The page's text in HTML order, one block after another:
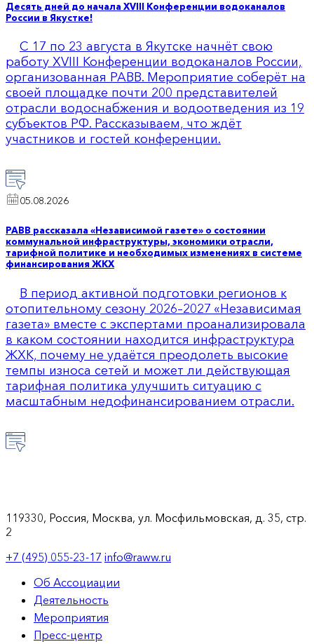
Десять дней до начала XVIII Конференции водоканалов
России в Якустке!
С 17 по 23 августа в Якутске начнёт свою
работу XVIII Конференции водоканалов России,
организованная РАВВ. Мероприятие соберёт на
своей площадке почти 200 представителей
отрасли водоснабжения и водоотведения из 19
субъектов РФ. Рассказываем, что ждёт
участников и гостей конференции.
05.08.2026
РАВВ рассказала «Независимой газете» о состоянии
коммунальной инфраструктуры, экономики отрасли,
тарифной политике и необходимых изменениях в системе
финансирования ЖКХ
В период активной подготовки регионов к
отопительному сезону 2026–2027 «Независимая
газета» вместе с экспертами проанализировала
в каком состоянии находится инфраструктура
ЖХК, почему не удаётся преодолеть высокие
темпы износа сетей и может ли действующая
тарифная политика улучшить ситуацию с
масштабным недофинансированием отрасли.
119330, Россия, Москва, ул. Мосфильмовская, д. 35, стр.
2
+7 (495) 055-23-17 info@raww.ru
Об Ассоциации
Деятельность
Мероприятия
Пресс-центр